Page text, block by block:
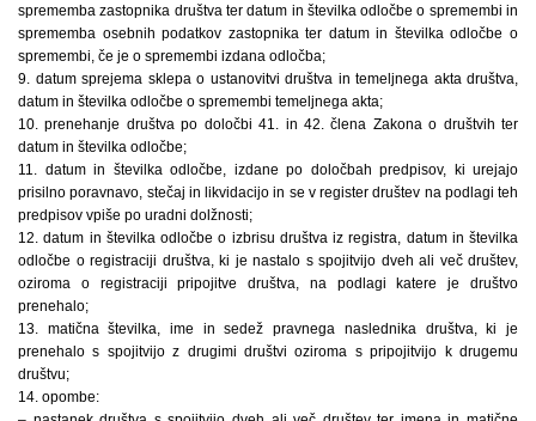
sprememba zastopnika društva ter datum in številka odločbe o spremembi in
sprememba osebnih podatkov zastopnika ter datum in številka odločbe o
spremembi, če je o spremembi izdana odločba;
9. datum sprejema sklepa o ustanovitvi društva in temeljnega akta društva,
datum in številka odločbe o spremembi temeljnega akta;
10. prenehanje društva po določbi 41. in 42. člena Zakona o društvih ter
datum in številka odločbe;
11. datum in številka odločbe, izdane po določbah predpisov, ki urejajo
prisilno poravnavo, stečaj in likvidacijo in se v register društev na podlagi teh
predpisov vpiše po uradni dolžnosti;
12. datum in številka odločbe o izbrisu društva iz registra, datum in številka
odločbe o registraciji društva, ki je nastalo s spojitvijo dveh ali več društev,
oziroma o registraciji pripojitve društva, na podlagi katere je društvo
prenehalo;
13. matična številka, ime in sedež pravnega naslednika društva, ki je
prenehalo s spojitvijo z drugimi društvi oziroma s pripojitvijo k drugemu
društvu;
14. opombe: